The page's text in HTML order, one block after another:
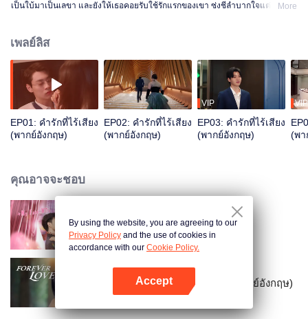
เป็นใบ้มาเป็นเลขา และยังให้เธอคอยรับใช้รักแรกของเขา ซ่งชีลำบากใจแต่พูดไม่
More
เพลย์ลิส
EP01: คำรักที่ไร้เสียง
(พากย์อังกฤษ)
EP02: คำรักที่ไร้เสียง
(พากย์อังกฤษ)
VIP
EP03: คำรักที่ไร้เสียง
(พากย์อังกฤษ)
VIP
(พา
คุณอาจจะชอบ
รักหวั่นใจยัยภรรยาตัวปลอม
รักวุ่นวายของนายบอดี้การ์ด (พากย์อังกฤษ)
By using the website, you are agreeing to our
Privacy Policy and the use of cookies in
accordance with our Cookie Policy.
Accept